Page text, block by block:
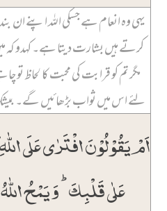
یہی وہ انعام ہے جسکی اللہ اپنے ان
کرتے ہیں بشارت دیتا ہے۔ کہدو کہ
مگر تم کو قرابت کی محبت کا لحاظ تو
لئے اس میں ثواب بڑھائیں گے۔
اَمۡ یَقُوۡلُوۡنَ افۡتَرٰی عَلَی
عَلٰی قَلۡبِکَ ؕ وَ یَمۡحُ